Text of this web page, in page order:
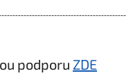
podporu ZDE